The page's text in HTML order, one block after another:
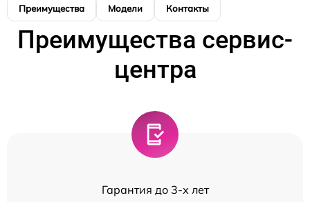
Преимущества Модели Контакты
Преимущества сервис-
центра
Гарантия до 3-х лет